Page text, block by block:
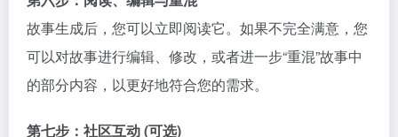
故事生成后，您可以立即阅读它。如果不完全满意，您
可以对故事进行编辑、修改，或者进一步“重混”故事中
的部分内容，以更好地符合您的需求。
第七步：社区互动 (可选)